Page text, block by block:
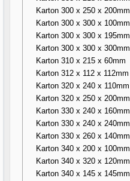
Karton 300 x 250 x 200mm
Karton 300 x 300 x 100mm
Karton 300 x 300 x 195mm
Karton 300 x 300 x 300mm
Karton 310 x 215 x 60mm
Karton 312 x 112 x 112mm
Karton 320 x 240 x 110mm
Karton 320 x 250 x 200mm
Karton 330 x 240 x 160mm
Karton 330 x 240 x 240mm
Karton 330 x 260 x 140mm
Karton 340 x 200 x 100mm
Karton 340 x 320 x 120mm
Karton 340 x 145 x 145mm